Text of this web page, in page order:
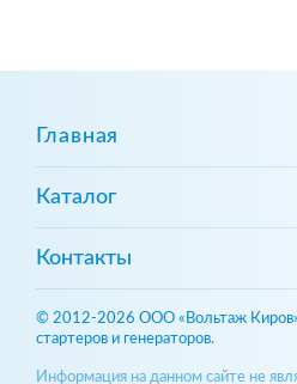
Главная
Каталог
Контакты
© 2012-2026 ООО «Вольтаж
стартеров и генераторов.
Информация на данном сайте не